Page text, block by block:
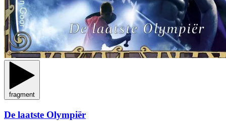
fragment
De laatste Olympiër